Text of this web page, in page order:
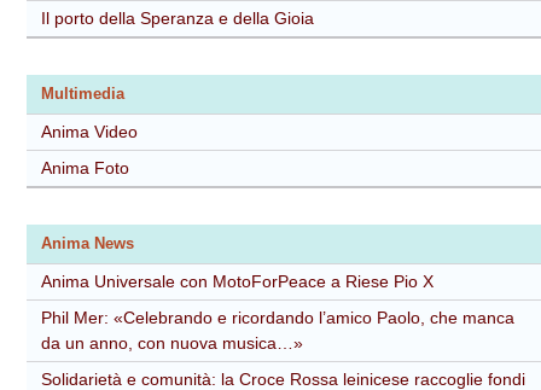
Il porto della Speranza e della Gioia
Multimedia
Anima Video
Anima Foto
Anima News
Anima Universale con MotoForPeace a Riese Pio X
Phil Mer: «Celebrando e ricordando l’amico Paolo, che manca
da un anno, con nuova musica…»
Solidarietà e comunità: la Croce Rossa leinicese raccoglie fondi